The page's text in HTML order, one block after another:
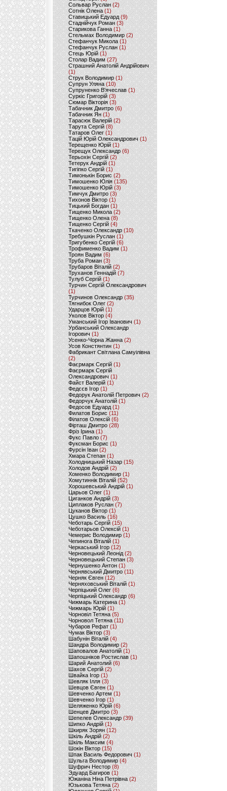
Сольвар Руслан (2)
Сотнік Олена(1)
Ставицький Едуард (9)
Стаднійчук Роман(3)
Старикова Ганна (1)
Стельмах Володимир(2)
Стефанчук Микола (1)
Стефанчук Руслан (1)
Стець Юрій (1)
Столар Вадим(27)
Страшний Анатолій Андрійович
(1)
Струк Володимир (1)
Супрун Уляна (10)
Супруненко В'ячеслав (1)
Суркіс Григорій (3)
Сюмар Вікторія (3)
Табачник Дмитро (6)
Табачник Ян(1)
Тарасюк Валерій (2)
Тарута Сергій (8)
Татаров Олег(1)
Тацій Юрій Олександрович(1)
Терещенко Юрій(1)
Терещук Олександр(6)
Терьохін Сергій (2)
Тетерук Андрій (1)
Тигіпко Сергій(1)
Тимонькін Борис (2)
Тимошенко Юлія (135)
Тимошенко Юрій(3)
Тимчук Дмитро (3)
Тихонов Віктор (1)
Тицький Богдан (1)
Тищенко Микола (2)
Тищенко Олена (8)
Тищенко Сергій (4)
Ткаченко Олександр (10)
Требушкін Руслан (1)
Тригубенко Сергій(6)
Трофименко Вадим (1)
Троян Вадим (6)
Труба Роман(3)
Трубаров Віталій (2)
Труханов Геннадій (7)
Тулуб Сергій(1)
Турчин Сергій Олександрович
(1)
Турчинов Олександр(35)
Тягнибок Олег (2)
Ударцов Юрій (1)
Уколов Віктор(4)
Уманський Ігор Іванович(1)
Урбанський Олександр
Ігорович (1)
Усенко-Чорна Жанна (2)
Усов Констянтин(1)
Фабрикант Світлана Самуілівна
(2)
Фаєрмарк Сергій(1)
Фаєрмарк Сергій
Олександрович (1)
Файст Валерій(1)
Федєєв Ігор (1)
Федорук Анатолій Петрович (2)
Федорчук Анатолій (1)
Федосов Едуард (1)
Филатов Борис (11)
Філатов Олексій (6)
Фірташ Дмитро (28)
Фріз Ірина (1)
Фукс Павло (7)
Фуксман Борис (1)
Фурсін Іван (2)
Хмара Степан(1)
Холодницький Назар(15)
Холодов Андрій (2)
Хоменко Володимир (1)
Хомутиннік Віталій (52)
Хорошевський Андрій (1)
Царьов Олег (1)
Циганков Андрій (3)
Циплаков Руслан(7)
Цуканов Віктор (1)
Цушко Василь (16)
Чеботарь Сергій (15)
Чеботарьов Олексій (1)
Чемерис Володимир (1)
Чепинога Віталій (1)
Черкаський Ігор (12)
Черновецький Леонід(2)
Черновецький Степан (3)
Чернушенко Антон (1)
Чернявський Дмитро(11)
Черняк Євген(12)
Черняховський Віталій (1)
Черпіцький Олег (6)
Черпіцький Олександр (6)
Чижмарь Катерина (1)
Чижмарь Юрій (1)
Чорновіл Тетяна (5)
Чорновол Тетяна (11)
Чубаров Рефат (1)
Чумак Віктор(3)
Шабунін Віталій (4)
Шандра Володимир (2)
Шаповалов Анатолій(1)
Шапошніков Ростислав(1)
Шарий Анатолий(6)
Шахов Сергій(2)
Швайка Ігор (1)
Шевляк Ілля (3)
Шевцов Євген (1)
Шевченко Артем(1)
Шевченко Ігор(1)
Шеляженко Юрій (6)
Шенцев Дмитро (3)
Шепелев Олександр (39)
Шипко Андрій(1)
Шкиряк Зорян(12)
Шкіль Андрій(2)
Шкіль Максим (4)
Шокін Віктор (15)
Шпак Василь Федорович (1)
Шульга Володимир (4)
Шуфрич Нестор(8)
Эдуард Багиров (1)
Южаніна Ніна Петрівна (2)
Юзькова Тетяна(2)